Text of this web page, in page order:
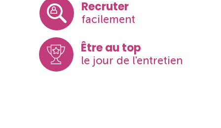
Recruter
facilement
Être au top
le jour de l'entretien